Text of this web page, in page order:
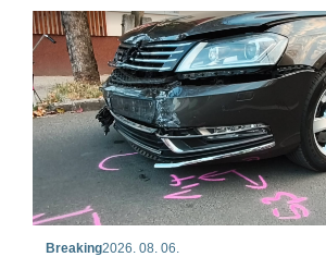
Breaking2026. 08. 06.